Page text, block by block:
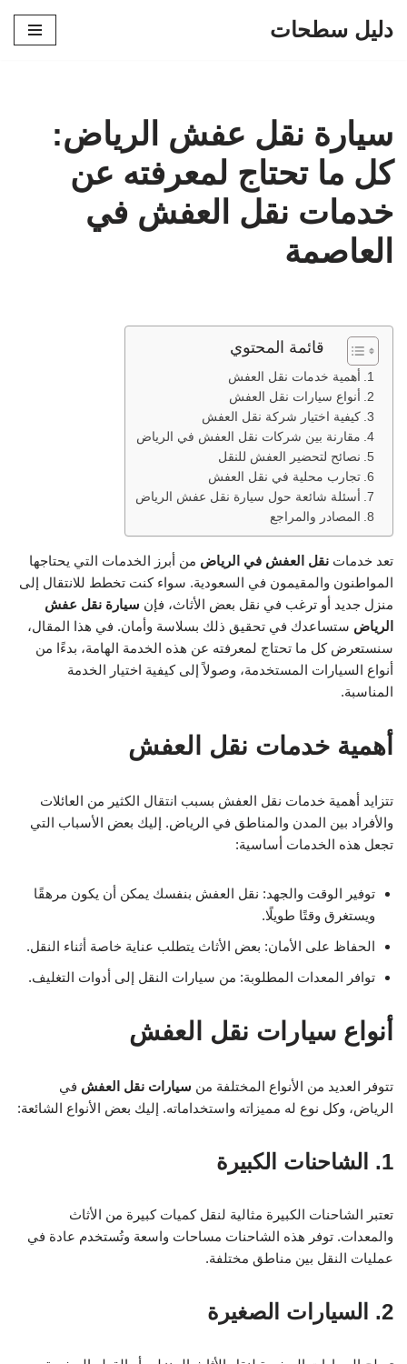
دليل سطحات
سيارة نقل عفش الرياض:
كل ما تحتاج لمعرفته عن
خدمات نقل العفش في
العاصمة
قائمة المحتوي
أهمية خدمات نقل العفش
أنواع سيارات نقل العفش
كيفية اختيار شركة نقل العفش
مقارنة بين شركات نقل العفش في الرياض
نصائح لتحضير العفش للنقل
تجارب محلية في نقل العفش
أسئلة شائعة حول سيارة نقل عفش الرياض
المصادر والمراجع
تعد خدمات نقل العفش في الرياض من أبرز الخدمات التي يحتاجها
المواطنون والمقيمون في السعودية. سواء كنت تخطط للانتقال إلى
منزل جديد أو ترغب في نقل بعض الأثاث، فإن سيارة نقل عفش
الرياض ستساعدك في تحقيق ذلك بسلاسة وأمان. في هذا المقال،
سنستعرض كل ما تحتاج لمعرفته عن هذه الخدمة الهامة، بدءًا من
أنواع السيارات المستخدمة، وصولاً إلى كيفية اختيار الخدمة
المناسبة.
أهمية خدمات نقل العفش
تتزايد أهمية خدمات نقل العفش بسبب انتقال الكثير من العائلات
والأفراد بين المدن والمناطق في الرياض. إليك بعض الأسباب التي
تجعل هذه الخدمات أساسية:
توفير الوقت والجهد: نقل العفش بنفسك يمكن أن يكون مرهقًا
ويستغرق وقتًا طويلًا.
الحفاظ على الأمان: بعض الأثاث يتطلب عناية خاصة أثناء النقل.
توافر المعدات المطلوبة: من سيارات النقل إلى أدوات التغليف.
أنواع سيارات نقل العفش
تتوفر العديد من الأنواع المختلفة من سيارات نقل العفش في
الرياض، وكل نوع له مميزاته واستخداماته. إليك بعض الأنواع الشائعة:
1. الشاحنات الكبيرة
تعتبر الشاحنات الكبيرة مثالية لنقل كميات كبيرة من الأثاث
والمعدات. توفر هذه الشاحنات مساحات واسعة وتُستخدم عادة في
عمليات النقل بين مناطق مختلفة.
2. السيارات الصغيرة